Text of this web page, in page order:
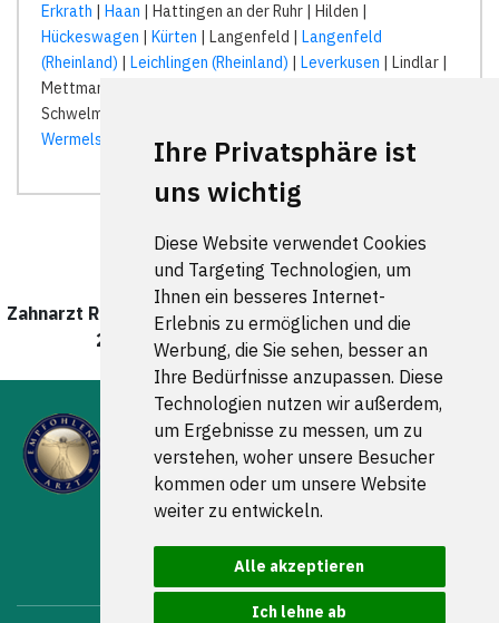
Ihre Privatsphäre ist
uns wichtig
Diese Website verwendet Cookies
und Targeting Technologien, um
Ihnen ein besseres Internet-
Erlebnis zu ermöglichen und die
Werbung, die Sie sehen, besser an
Ihre Bedürfnisse anzupassen. Diese
Technologien nutzen wir außerdem,
um Ergebnisse zu messen, um zu
verstehen, woher unsere Besucher
kommen oder um unsere Website
weiter zu entwickeln.
Alle akzeptieren
Ich lehne ab
Erkrath | Haan | Hattingen an der Ruhr | Hilden |
Hückeswagen | Kürten | Langenfeld | Langenfeld
(Rheinland) | Leichlingen (Rheinland) | Leverkusen | Lindlar |
Mettmann |
Schwelm |
Wermelskirchen
| Wipperfürth | Wuppertal |Wülfrath |
Zahnarzt Remscheid West wurde zuletzt am 08. August
2026 um 00:00:08 Uhr aktualisiert.
FOLGEN SIE UNS